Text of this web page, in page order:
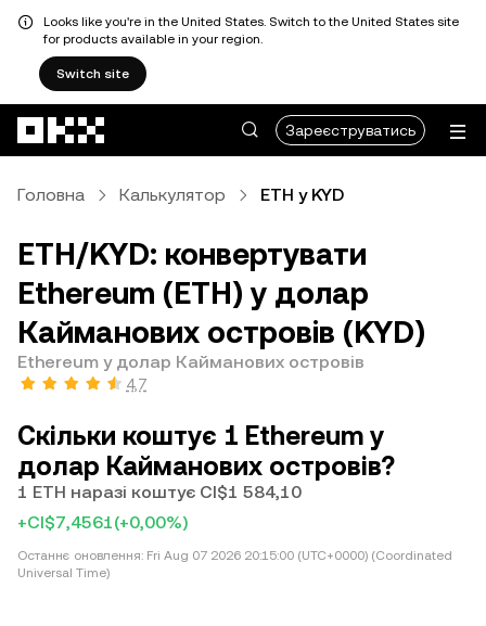
Looks like you're in the United States. Switch to the United States site
for products available in your region.
Switch site
Зареєструватись
Головна Калькулятор ETH у KYD
ETH/KYD: конвертувати
Ethereum (ETH) у долар
Кайманових островів (KYD)
Ethereum у долар Кайманових островів
4,7
Скільки коштує 1 Ethereum у
долар Кайманових островів?
1 ETH наразі коштує CI$1 584,10
+CI$7,4561(+0,00%)
Останнє оновлення: Fri Aug 07 2026 20:15:00 (UTC+0000) (Coordinated
Universal Time)